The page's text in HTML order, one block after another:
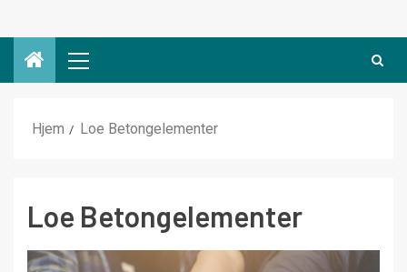
Hjem Loe Betongelementer
Loe Betongelementer